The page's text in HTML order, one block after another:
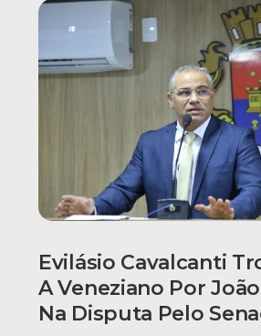
Evilásio Cavalcanti
A Veneziano Por
Na Disputa Pelo